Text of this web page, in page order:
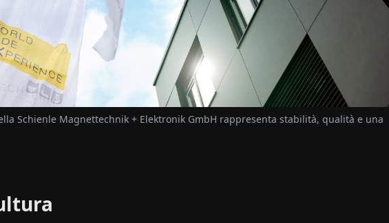
Schienle Magnettechnik + Elektronik GmbH rappresenta stabilità, qualità e una